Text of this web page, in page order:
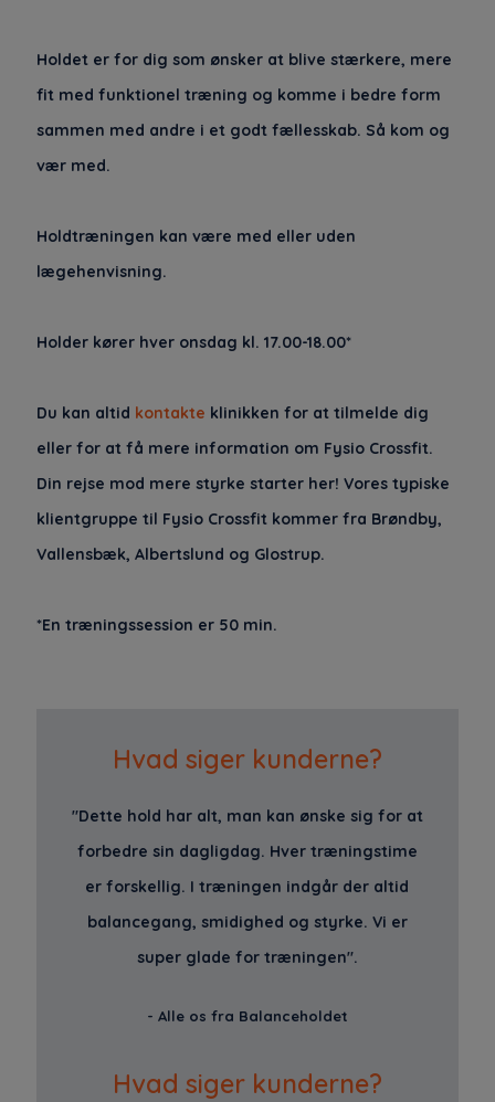
Holdet er for dig som ønsker at blive stærkere, mere
fit med funktionel træning og komme i bedre form
sammen med andre i et godt fællesskab. Så kom og
vær med.
Holdtræningen kan være med eller uden
lægehenvisning.
Holder kører hver onsdag kl. 17.00-18.00*
Du kan altid kontakte klinikken for at tilmelde dig
eller for at få mere information om Fysio Crossfit.
Din rejse mod mere styrke starter her! Vores typiske
klientgruppe til Fysio Crossfit kommer fra Brøndby,
Vallensbæk, Albertslund og Glostrup.
*En træningssession er 50 min.
Hvad siger kunderne?
"Dette hold har alt, man kan ønske sig for at
forbedre sin dagligdag. Hver træningstime
er forskellig. I træningen indgår der altid
balancegang, smidighed og styrke. Vi er
super glade for træningen".
- Alle os fra Balanceholdet
Hvad siger kunderne?